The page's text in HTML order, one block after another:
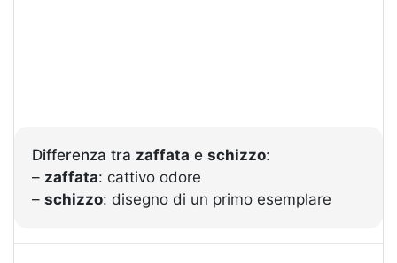
Differenza tra zaffata e schizzo:
– zaffata: cattivo odore
– schizzo: disegno di un primo esemplare